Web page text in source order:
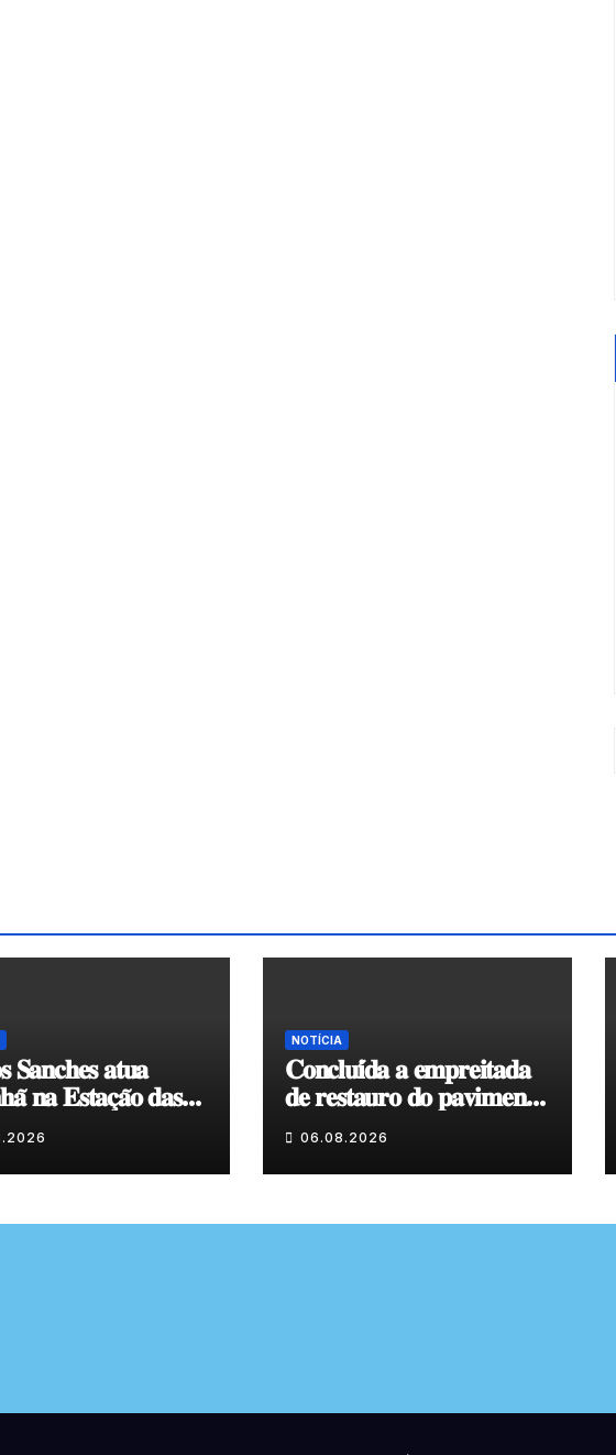
𝐒𝐚𝐧𝐜𝐡𝐞𝐬 𝐚𝐭𝐮𝐚
𝐧𝐚 𝐄𝐬𝐭𝐚𝐜̧𝐚̃𝐨 𝐝𝐚𝐬
NOTÍCIA
𝐂𝐨𝐧𝐜𝐥𝐮𝐢́𝐝𝐚 𝐚 𝐞𝐦𝐩𝐫𝐞𝐢𝐭𝐚𝐝𝐚
𝐝𝐞 𝐫𝐞𝐬𝐭𝐚𝐮𝐫𝐨 𝐝𝐨 𝐩𝐚𝐯𝐢𝐦𝐞𝐧𝐭𝐨
𝐞𝐧𝐯𝐨𝐥𝐯𝐞𝐧𝐭𝐞 𝐚̀ 𝐂𝐚𝐩𝐞𝐥𝐚 𝐝𝐞
𝐂𝐨𝐯𝐚𝐬
06.08.2026